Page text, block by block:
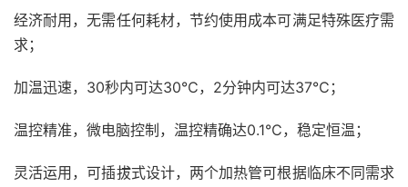
经济耐用，无需任何耗材，节约使用成本可满足特殊医疗需
求；
加温迅速，30秒内可达30℃，2分钟内可达37℃；
温控精准，微电脑控制，温控精确达0.1℃，稳定恒温；
灵活运用，可插拔式设计，两个加热管可根据临床不同需求